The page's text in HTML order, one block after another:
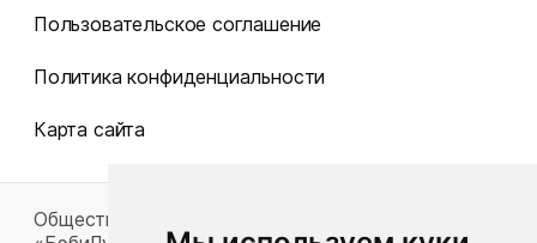
Пользовательское соглашение
Политика конфиденциальности
Карта сайта
Общество с ограниченной ответственностью